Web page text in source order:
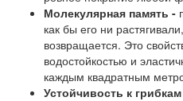
Молекулярная память -
как бы его ни
возвращается. Это
водостойкостью и
каждым квадратным
Устойчивость к